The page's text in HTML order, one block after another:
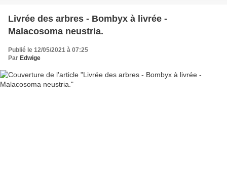
Livrée des arbres - Bombyx à livrée -
Malacosoma neustria.
Publié le 12/05/2021 à 07:25
Par Edwige